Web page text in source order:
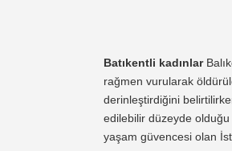
Batıkentli kadınlar
rağmen vurularak
derinleştirdiğini
edilebilir düzeyde olduğu
yaşam güvencesi olan